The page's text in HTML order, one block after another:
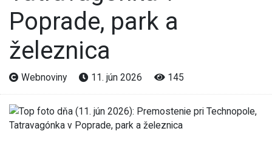
Poprade, park a
železnica
Webnoviny 11. jún 2026 145